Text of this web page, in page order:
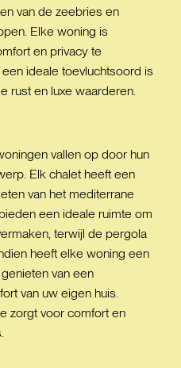
van de zeebries en
Elke woning is
en privacy te
ideale toevluchtsoord is
rust en luxe waarderen.
vallen op door hun
Elk chalet heeft een
van het mediterrane
een ideale ruimte om
terwijl de pergola
heeft elke woning een
van een
van uw eigen huis.
zorgt voor comfort en